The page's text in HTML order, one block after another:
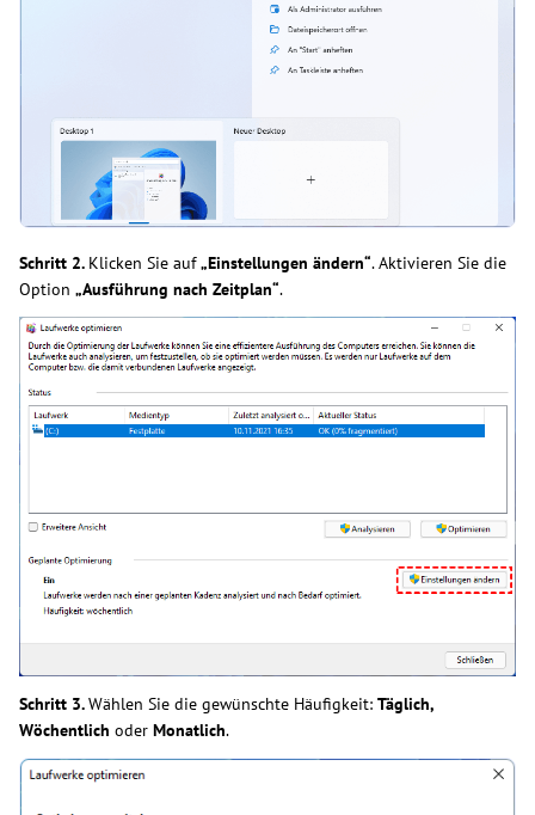
Schritt 2. Klicken Sie auf„Einstellungen ändern“. Aktivieren Sie die
Option „Ausführung nach Zeitplan“.
Schritt 3.Wählen Sie die gewünschte Häufigkeit: Täglich,
Wöchentlich oder Monatlich.